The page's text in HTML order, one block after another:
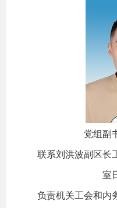
党组副
联系刘洪波副区长
室
负责机关工会和内